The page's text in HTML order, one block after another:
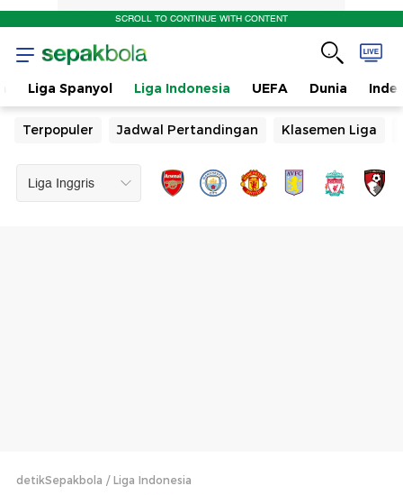
SCROLL TO CONTINUE WITH CONTENT
Liga Spanyol Liga Indonesia UEFA Dunia
Terpopuler Jadwal Pertandingan Klasemen Liga
detikSepakbola Liga Indonesia